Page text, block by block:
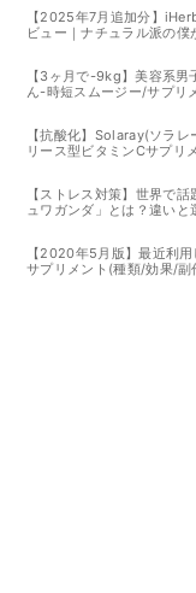
【2025年7月追加分】
ビュー｜ナチュラル派の僕
【3ヶ月で-9kg】美容系男
ん-時短スムージー/サプリ
【抗酸化】Solaray(ソラレ
リース型ビタミンCサプリ
【ストレス対策】世界で話
ュワガンダ」とは？違いと
【2020年5月版】最近利
サプリメント(種類/効果/副